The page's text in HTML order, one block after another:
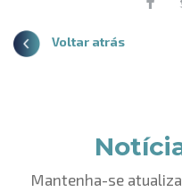
Voltar atrás
Mantenha-se